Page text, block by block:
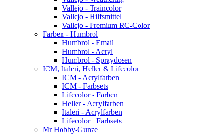
Vallejo - Traincolor
Vallejo - Hilfsmittel
Vallejo - Premium RC-Color
Farben - Humbrol
Humbrol - Email
Humbrol - Acryl
Humbrol - Spraydosen
ICM, Italeri, Heller & Lifecolor
ICM - Acrylfarben
ICM - Farbsets
Lifecolor - Farben
Heller - Acrylfarben
Italeri - Acrylfarben
Lifecolor - Farbsets
Mr Hobby-Gunze